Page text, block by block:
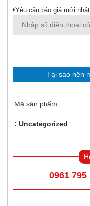
Yêu cầu báo giá mới
Tại sao nên
Mã sản phẩm
Uncategorized
0961 795